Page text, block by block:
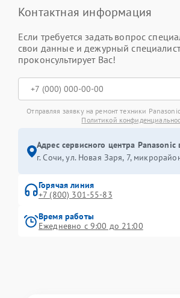
Контактная информация
Если требуется задать вопрос
свои данные и дежурный
проконсультирует Вас!
Отправляя заявку на ремонт техники
Политикой
Адрес сервисного центра Panasonic
г. Сочи, ул. Новая Заря, 7,
Горячая линия
+7 (800) 301-55-83
Время работы
Ежедневно с 9:00 до 21:00